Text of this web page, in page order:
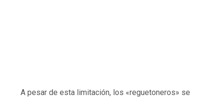
A pesar de esta limitación, los «reguetoneros» se